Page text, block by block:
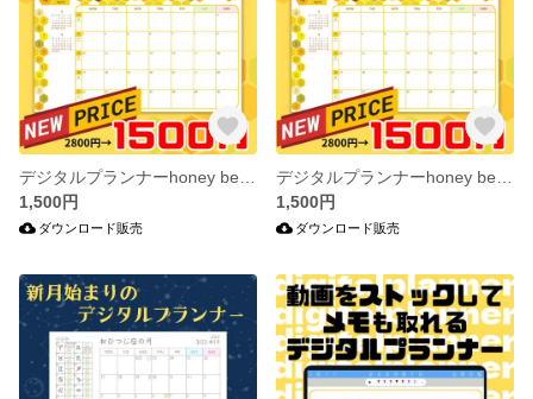
1,500円
ダウンロード販売
1,500円
ダウンロード販売